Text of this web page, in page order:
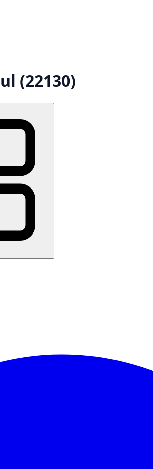
(22130)